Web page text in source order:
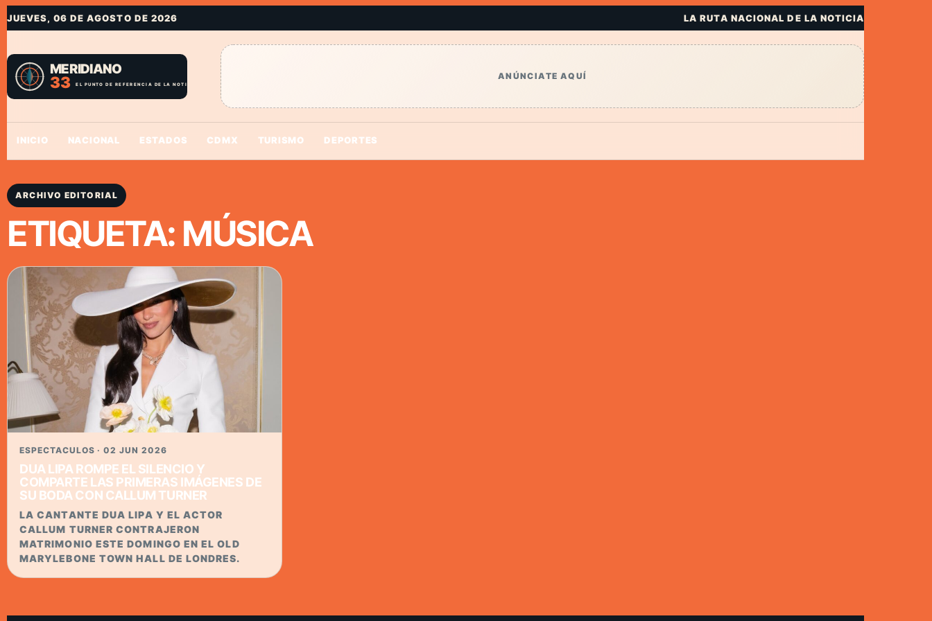
JUEVES, 06 DE AGOSTO DE 2026 LA RUTA NACIONAL DE LA NOTICIA
ANÚNCIATE AQUÍ
INICIO NACIONAL ESTADOS CDMX TURISMO DEPORTES
ARCHIVO EDITORIAL
ETIQUETA: MÚSICA
ESPECTACULOS · 02 JUN 2026
DUA LIPA ROMPE EL SILENCIO Y
COMPARTE LAS PRIMERAS IMÁGENES DE
SU BODA CON CALLUM TURNER
LA CANTANTE DUA LIPA Y EL ACTOR
CALLUM TURNER CONTRAJERON
MATRIMONIO ESTE DOMINGO EN EL OLD
MARYLEBONE TOWN HALL DE LONDRES.